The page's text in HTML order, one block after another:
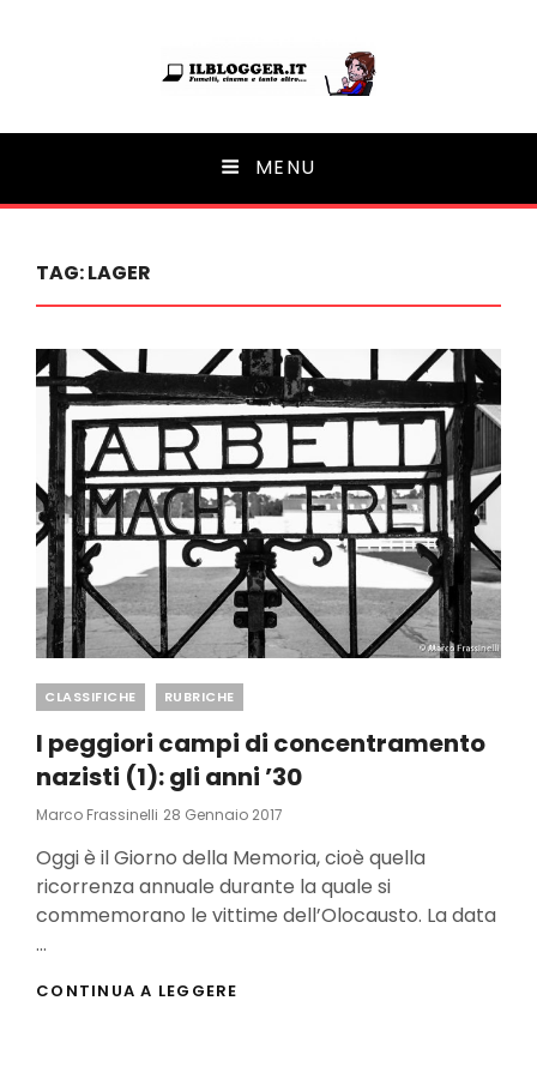
Ilblogger.it
Il portalino di blog | MENU
TAG:LAGER
Categories
CLASSIFICHE RUBRICHE
I peggiori campi di concentramento
nazisti (1): gli anni ’30
Marco Frassinelli Posted
28 Gennaio 2017
Oggi è il Giorno della Memoria, cioè quella
ricorrenza annuale durante la quale si
commemorano le vittime dell’Olocausto. La data
…
CONTINUA A LEGGERE